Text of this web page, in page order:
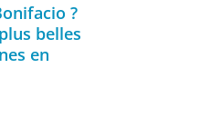
?
belles
en